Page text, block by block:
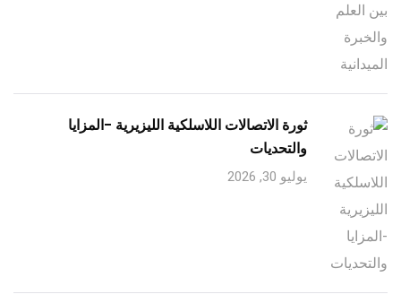
ثورة الاتصالات اللاسلكية الليزيرية -المزايا
والتحديات
يوليو 30, 2026